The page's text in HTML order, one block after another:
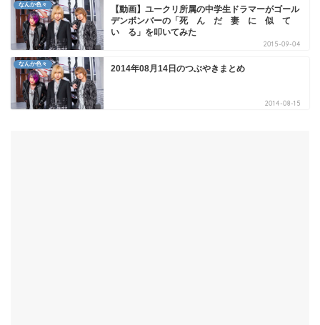
なんか色々
【動画】ユークリ所属の中学生ドラマーがゴール
デンボンバーの「死 ん だ 妻 に 似 て
い る」を叩いてみた
2015-09-04
なんか色々 2014年08月14日のつぶやきまとめ
2014-08-15